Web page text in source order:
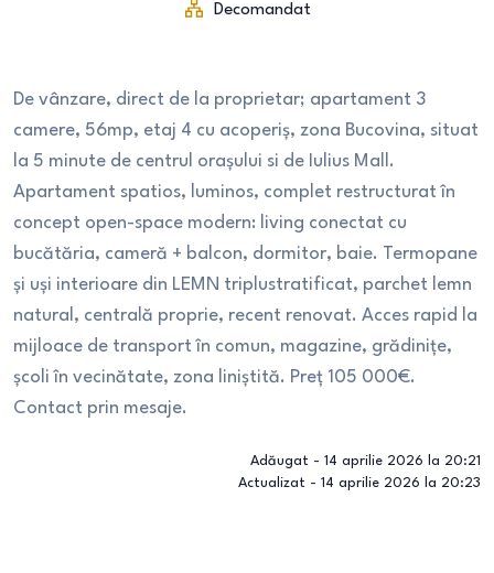
Decomandat
De vânzare, direct de la proprietar; apartament 3
camere, 56mp, etaj 4 cu acoperiș, zona Bucovina, situat
la 5 minute de centrul orașului si de Iulius Mall.
Apartament spatios, luminos, complet restructurat în
concept open-space modern: living conectat cu
bucătăria, cameră + balcon, dormitor, baie. Termopane
și uși interioare din LEMN triplustratificat, parchet lemn
natural, centrală proprie, recent renovat. Acces rapid la
mijloace de transport în comun, magazine, grădinițe,
școli în vecinătate, zona liniștită. Preț 105 000€.
Contact prin mesaje.
Adăugat - 14 aprilie 2026 la 20:21
Actualizat - 14 aprilie 2026 la 20:23